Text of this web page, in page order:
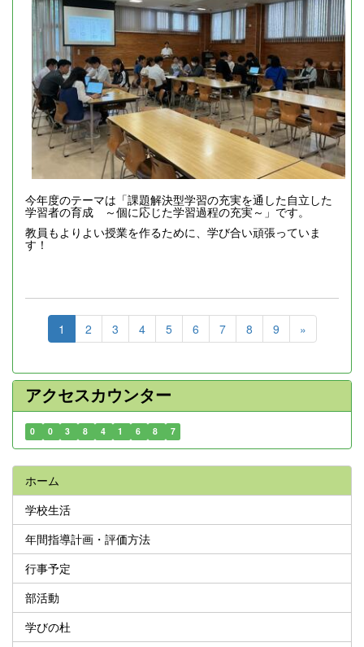
今年度のテーマは「課題解決型学習の充実を通した自立した
学習者の育成 ～個に応じた学習過程の充実～」です。
教員もよりよい授業を作るために、学び合い頑張っていま
す！
1 2 3 4 5 6 7 8 9 »
アクセスカウンター
0 0 3 8 4 1 6 8 7
ホーム
学校生活
年間指導計画・評価方法
行事予定
部活動
学びの杜